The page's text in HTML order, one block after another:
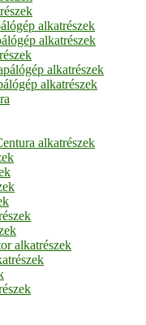
alkatrészek
alkatrészek
alkatrészek
alkatrészek
alkatrészek
alkatrészek